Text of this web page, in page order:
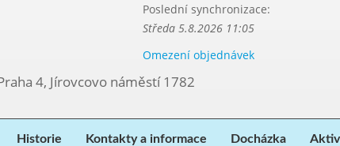
Poslední synchronizace:
Středa 5.8.2026 11:05
Omezení objednávek
4, Jírovcovo náměstí 1782
Historie Kontakty a informace Docházka